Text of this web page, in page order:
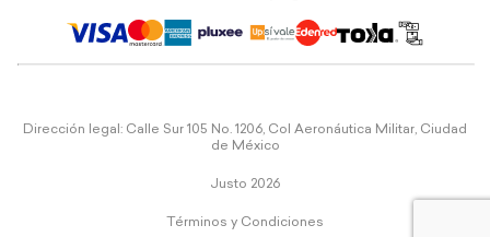
Dirección legal: Calle Sur 105 No. 1206, Col Aeronáutica Militar, Ciudad
de México
Justo 2026
Términos y Condiciones